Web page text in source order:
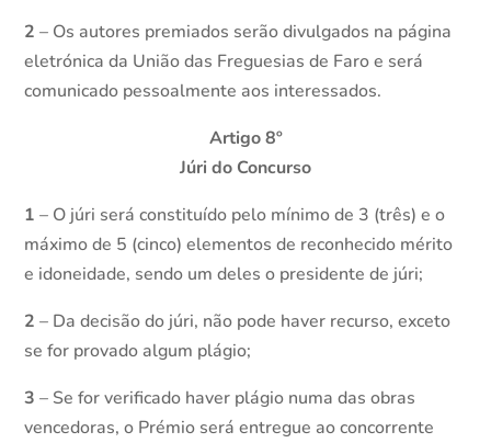
2 – Os autores premiados serão divulgados na página
eletrónica da União das Freguesias de Faro e será
comunicado pessoalmente aos interessados.
Artigo 8º
Júri do Concurso
1 – O júri será constituído pelo mínimo de 3 (três) e o
máximo de 5 (cinco) elementos de reconhecido mérito
e idoneidade, sendo um deles o presidente de júri;
2 – Da decisão do júri, não pode haver recurso, exceto
se for provado algum plágio;
3 – Se for verificado haver plágio numa das obras
vencedoras, o Prémio será entregue ao concorrente